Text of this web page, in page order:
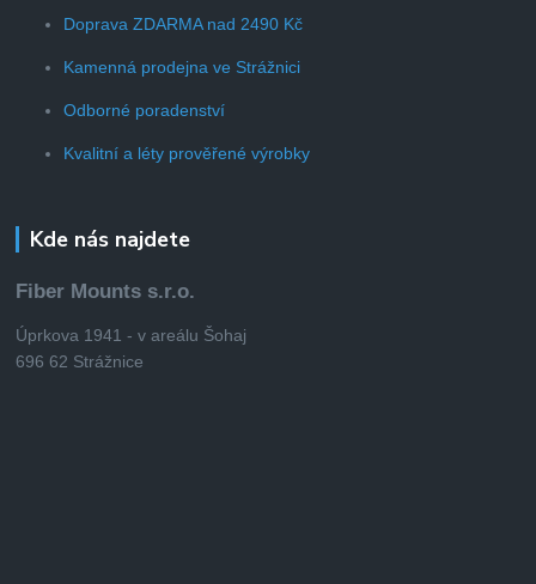
Doprava ZDARMA nad 2490 Kč
Kamenná prodejna ve Strážnici
Odborné poradenství
Kvalitní a léty prověřené výrobky
Kde nás najdete
Fiber Mounts s.r.o.
Úprkova 1941 - v areálu Šohaj
696 62 Strážnice